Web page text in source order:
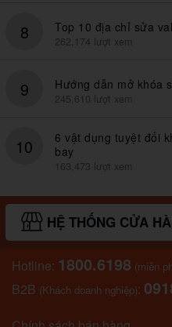
8 Top 10 địa chỉ sửa
262,174 lượt xem
9 Hướng dẫn mở khóa
245,610 lượt xem
10
6 vật dụng tuyệt đối
bay
163,473 lượt xem
HỆ THỐNG CỬA
Hotline: 1800.6198 (miễn
B2B (Khách doanh nghiệp):